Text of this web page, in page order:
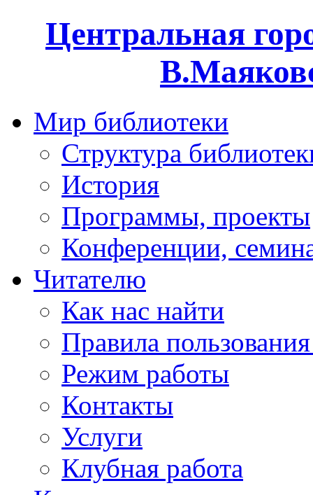
Центральная
Мир библиотеки
Структура
История
Программы, проекты
Конференции,
Читателю
Как нас найти
Правила
Режим работы
Контакты
Услуги
Клубная работа